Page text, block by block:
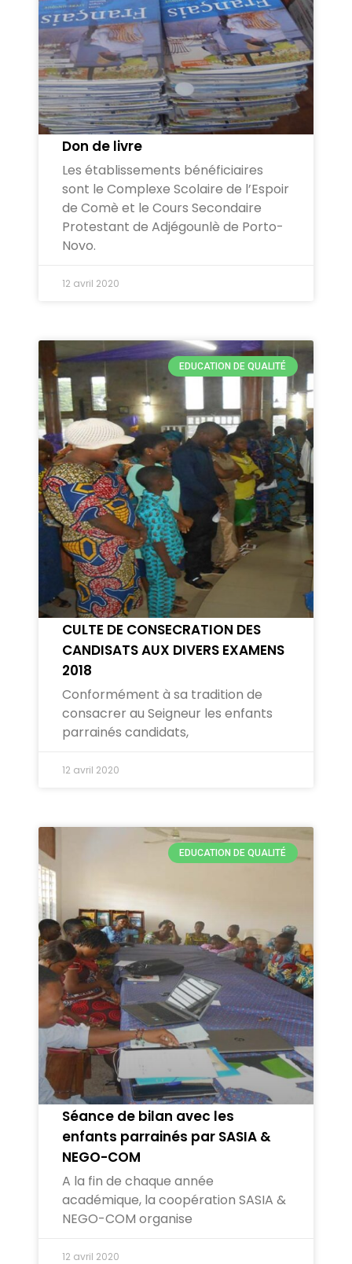
Don de livre
Les établissements bénéficiaires
sont le Complexe Scolaire de l’Espoir
de Comè et le Cours Secondaire
Protestant de Adjégounlè de Porto-
Novo.
12 avril 2020
EDUCATION DE QUALITÉ
CULTE DE CONSECRATION DES
CANDISATS AUX DIVERS EXAMENS
2018
Conformément à sa tradition de
consacrer au Seigneur les enfants
parrainés candidats,
12 avril 2020
EDUCATION DE QUALITÉ
Séance de bilan avec les
enfants parrainés par SASIA &
NEGO-COM
A la fin de chaque année
académique, la coopération SASIA &
NEGO-COM organise
12 avril 2020